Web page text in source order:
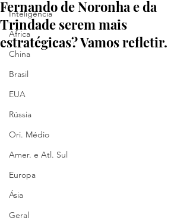
Inteligência
África
China
Brasil
EUA
Rússia
Ori. Médio
Amer. e Atl. Sul
Europa
Ásia
Geral
Fernando de Noronha e da
Trindade serem mais
estratégicas? Vamos refletir.